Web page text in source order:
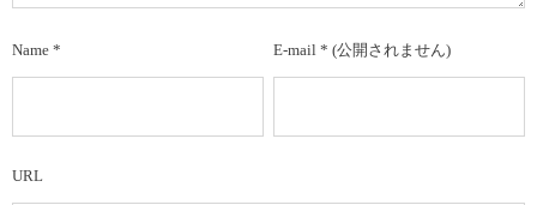
Name * E-mail * (公開されません)
URL